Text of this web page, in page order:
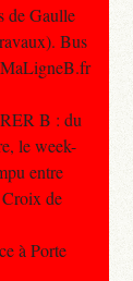
de Gaulle
Bus
B : du
le week-
entre
de
à Porte